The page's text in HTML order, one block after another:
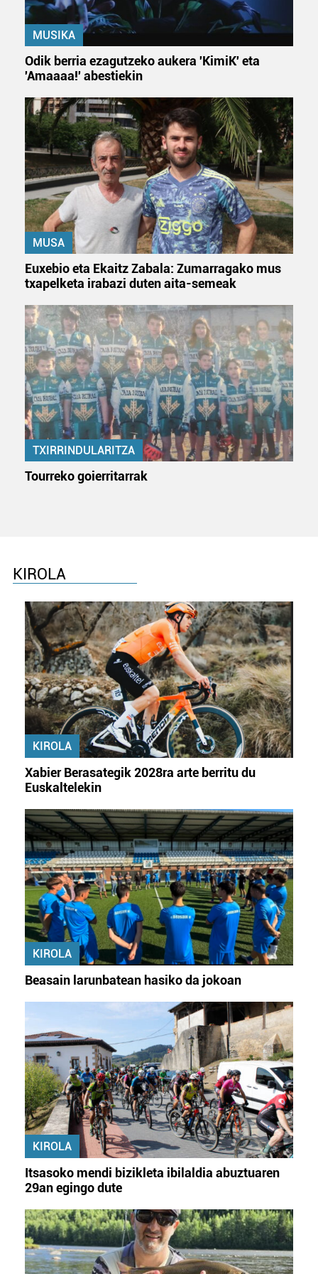
MUSIKA
Odik berria ezagutzeko aukera 'KimiK' eta
'Amaaaa!' abestiekin
MUSA
Euxebio eta Ekaitz Zabala: Zumarragako mus
txapelketa irabazi duten aita-semeak
TXIRRINDULARITZA
Tourreko goierritarrak
KIROLA
KIROLA
Xabier Berasategik 2028ra arte berritu du
Euskaltelekin
KIROLA
Beasain larunbatean hasiko da jokoan
KIROLA
Itsasoko mendi bizikleta ibilaldia abuztuaren
29an egingo dute